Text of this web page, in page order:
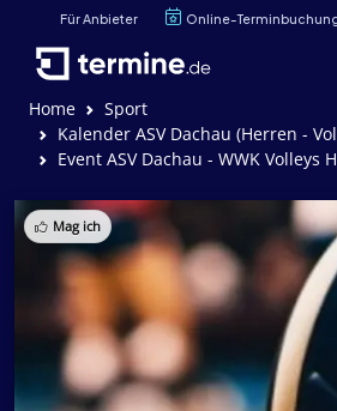
Für Anbieter Online-
Home
Sport
Kalender ASV Dachau (Herren -
Event ASV Dachau - WWK Volleys
Mag ich